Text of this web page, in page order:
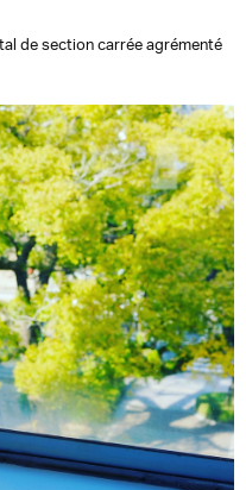
de section carrée agrémenté